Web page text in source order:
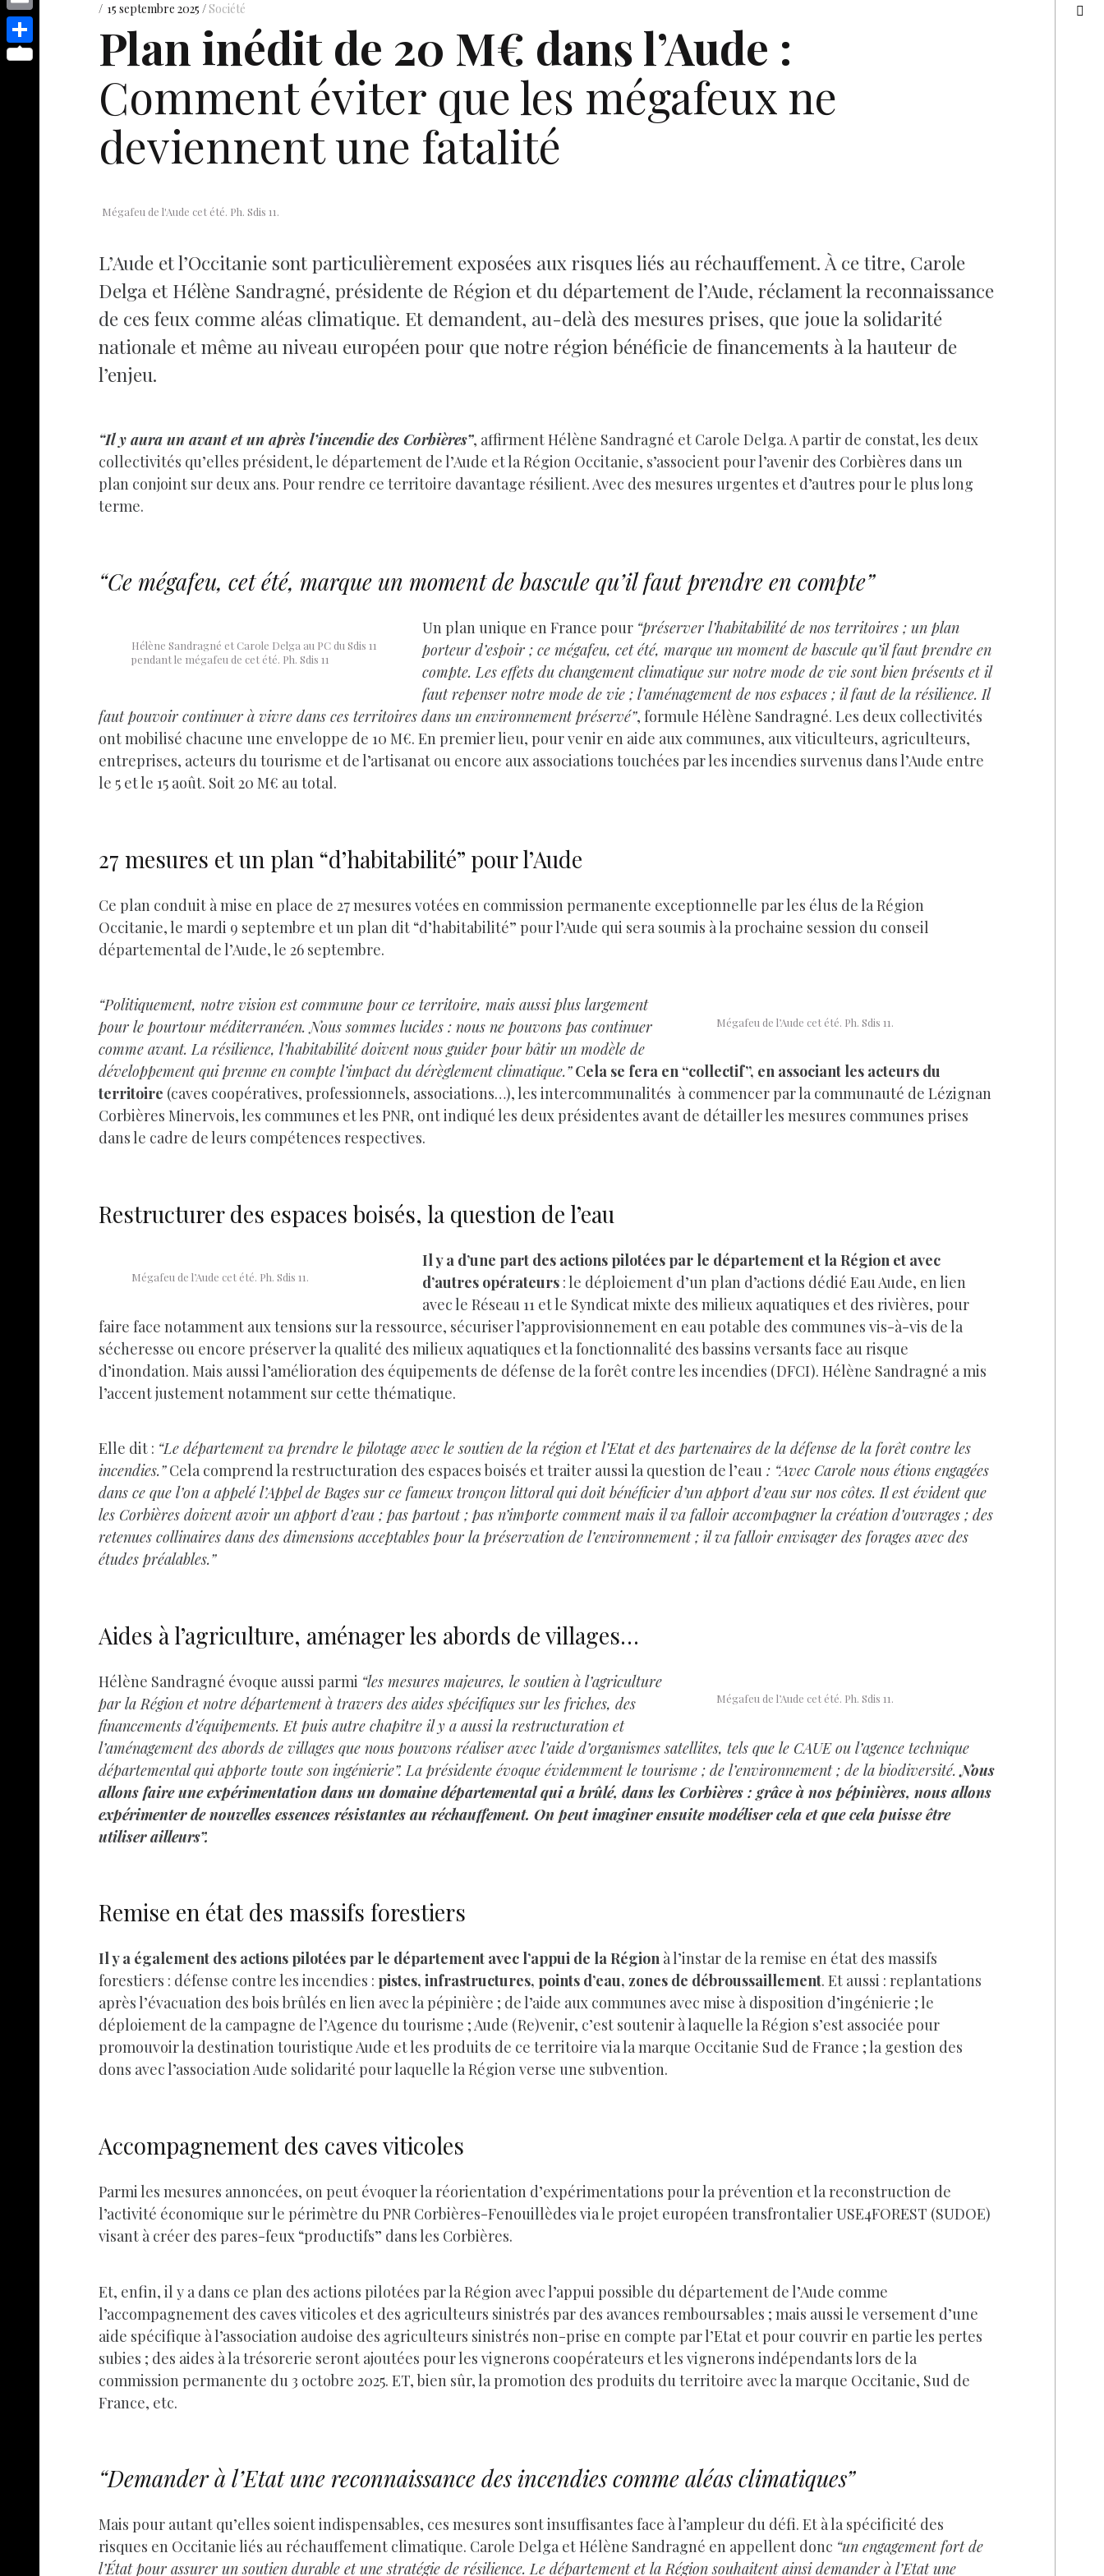
15 septembre 2025 Société
Plan inédit de 20 M€ dans l’Aude :
Comment éviter que les mégafeux ne
deviennent une fatalité
Mégafeu de l'Aude cet été. Ph. Sdis 11.
L’Aude et l’Occitanie sont particulièrement exposées aux risques liés au réchauffement. À ce titre, Carole
Delga et Hélène Sandragné, présidente de Région et du département de l’Aude, réclament la reconnaissance
de ces feux comme aléas climatique. Et demandent, au-delà des mesures prises, que joue la solidarité
nationale et même au niveau européen pour que notre région bénéficie de financements à la hauteur de
l’enjeu.
“Il y aura un avant et un après l’incendie des Corbières”, affirment Hélène Sandragné et Carole Delga. A partir de constat, les deux
collectivités qu’elles président, le département de l’Aude et la Région Occitanie, s’associent pour l’avenir des Corbières dans un
plan conjoint sur deux ans. Pour rendre ce territoire davantage résilient. Avec des mesures urgentes et d’autres pour le plus long
terme.
“Ce mégafeu, cet été, marque un moment de bascule qu’il faut prendre en compte”
Hélène Sandragné et Carole Delga au PC du Sdis 11
pendant le mégafeu de cet été. Ph. Sdis 11
Un plan unique en France pour “préserver l’habitabilité de nos territoires ; un plan
porteur d’espoir ; ce mégafeu, cet été, marque un moment de bascule qu’il faut prendre en
compte. Les effets du changement climatique sur notre mode de vie sont bien présents et il
faut repenser notre mode de vie ; l’aménagement de nos espaces ; il faut de la résilience. Il
faut pouvoir continuer à vivre dans ces territoires dans un environnement préservé”, formule Hélène Sandragné. Les deux collectivités
ont mobilisé chacune une enveloppe de 10 M€. En premier lieu, pour venir en aide aux communes, aux viticulteurs, agriculteurs,
entreprises, acteurs du tourisme et de l’artisanat ou encore aux associations touchées par les incendies survenus dans l’Aude entre
le 5 et le 15 août. Soit 20 M€ au total.
27 mesures et un plan “d’habitabilité” pour l’Aude
Ce plan conduit à mise en place de 27 mesures votées en commission permanente exceptionnelle par les élus de la Région
Occitanie, le mardi 9 septembre et un plan dit “d’habitabilité” pour l’Aude qui sera soumis à la prochaine session du conseil
départemental de l’Aude, le 26 septembre.
Mégafeu de l’Aude cet été. Ph. Sdis 11.
“Politiquement, notre vision est commune pour ce territoire, mais aussi plus largement
pour le pourtour méditerranéen. Nous sommes lucides : nous ne pouvons pas continuer
comme avant. La résilience, l’habitabilité doivent nous guider pour bâtir un modèle de
développement qui prenne en compte l’impact du dérèglement climatique.” Cela se fera en “collectif”, en associant les acteurs du
territoire (caves coopératives, professionnels, associations…), les intercommunalités à commencer par la communauté de Lézignan
Corbières Minervois, les communes et les PNR, ont indiqué les deux présidentes avant de détailler les mesures communes prises
dans le cadre de leurs compétences respectives.
Restructurer des espaces boisés, la question de l’eau
Mégafeu de l’Aude cet été. Ph. Sdis 11.
Il y a d’une part des actions pilotées par le département et la Région et avec
d’autres opérateurs : le déploiement d’un plan d’actions dédié Eau Aude, en lien
avec le Réseau 11 et le Syndicat mixte des milieux aquatiques et des rivières, pour
faire face notamment aux tensions sur la ressource, sécuriser l’approvisionnement en eau potable des communes vis-à-vis de la
sécheresse ou encore préserver la qualité des milieux aquatiques et la fonctionnalité des bassins versants face au risque
d’inondation. Mais aussi l’amélioration des équipements de défense de la forêt contre les incendies (DFCI). Hélène Sandragné a mis
l’accent justement notamment sur cette thématique.
Elle dit : “Le département va prendre le pilotage avec le soutien de la région et l’Etat et des partenaires de la défense de la forêt contre les
incendies.”Cela comprend la restructuration des espaces boisés et traiter aussi la question de l’eau : “Avec Carole nous étions engagées
dans ce que l’on a appelé l’Appel de Bages sur ce fameux tronçon littoral qui doit bénéficier d’un apport d’eau sur nos côtes. Il est évident que
les Corbières doivent avoir un apport d’eau ; pas partout ; pas n’importe comment mais il va falloir accompagner la création d’ouvrages ; des
retenues collinaires dans des dimensions acceptables pour la préservation de l’environnement ; il va falloir envisager des forages avec des
études préalables.”
Aides à l’agriculture, aménager les abords de villages…
Mégafeu de l’Aude cet été. Ph. Sdis 11.
Hélène Sandragné évoque aussi parmi “les mesures majeures, le soutien à l’agriculture
par la Région et notre département à travers des aides spécifiques sur les friches, des
financements d’équipements. Et puis autre chapitre il y a aussi la restructuration et
l’aménagement des abords de villages que nous pouvons réaliser avec l’aide d’organismes satellites, tels que le CAUE ou l’agence technique
départemental qui apporte toute son ingénierie”. La présidente évoque évidemment le tourisme ; de l’environnement ; de la biodiversité.Nous
allons faire une expérimentation dans un domaine départemental qui a brûlé, dans les Corbières : grâce à nos pépinières, nous allons
expérimenter de nouvelles essences résistantes au réchauffement. On peut imaginer ensuite modéliser cela et que cela puisse être
utiliser ailleurs”.
Remise en état des massifs forestiers
Il y a également des actions pilotées par le département avec l’appui de la Région à l’instar de la remise en état des massifs
forestiers : défense contre les incendies : pistes, infrastructures, points d’eau, zones de débroussaillement. Et aussi : replantations
après l’évacuation des bois brûlés en lien avec la pépinière ; de l’aide aux communes avec mise à disposition d’ingénierie ; le
déploiement de la campagne de l’Agence du tourisme ; Aude (Re)venir, c’est soutenir à laquelle la Région s’est associée pour
promouvoir la destination touristique Aude et les produits de ce territoire via la marque Occitanie Sud de France ; la gestion des
dons avec l’association Aude solidarité pour laquelle la Région verse une subvention.
Accompagnement des caves viticoles
Parmi les mesures annoncées, on peut évoquer la réorientation d’expérimentations pour la prévention et la reconstruction de
l’activité économique sur le périmètre du PNR Corbières-Fenouillèdes via le projet européen transfrontalier USE4FOREST (SUDOE)
visant à créer des pares-feux “productifs” dans les Corbières.
Et, enfin, il y a dans ce plan des actions pilotées par la Région avec l’appui possible du département de l’Aude comme
l’accompagnement des caves viticoles et des agriculteurs sinistrés par des avances remboursables ; mais aussi le versement d’une
aide spécifique à l’association audoise des agriculteurs sinistrés non-prise en compte par l’Etat et pour couvrir en partie les pertes
subies ; des aides à la trésorerie seront ajoutées pour les vignerons coopérateurs et les vignerons indépendants lors de la
commission permanente du 3 octobre 2025. ET, bien sûr, la promotion des produits du territoire avec la marque Occitanie, Sud de
France, etc.
“Demander à l’Etat une reconnaissance des incendies comme aléas climatiques”
Mais pour autant qu’elles soient indispensables, ces mesures sont insuffisantes face à l’ampleur du défi. Et à la spécificité des
risques en Occitanie liés au réchauffement climatique. Carole Delga et Hélène Sandragné en appellent donc “un engagement fort de
l’État pour assurer un soutien durable et une stratégie de résilience. Le département et la Région souhaitent ainsi demander à l’Etat une
p
e
s
d
I
e
n
y
p
e
o
p
E
m
S